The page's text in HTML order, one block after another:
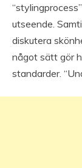
utseende.
diskutera
något sätt gör
standarder.